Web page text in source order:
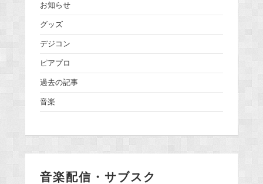
お知らせ
グッズ
デジコン
ピアプロ
過去の記事
音楽
音楽配信・サブスク